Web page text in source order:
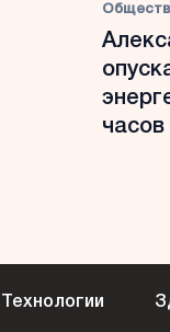
Технологии